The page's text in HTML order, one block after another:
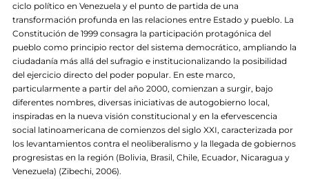
ciclo político en Venezuela y el punto de partida de una
transformación profunda en las relaciones entre Estado y pueblo. La
Constitución de 1999 consagra la participación protagónica del
pueblo como principio rector del sistema democrático, ampliando la
ciudadanía más allá del sufragio e institucionalizando la posibilidad
del ejercicio directo del poder popular. En este marco,
particularmente a partir del año 2000, comienzan a surgir, bajo
diferentes nombres, diversas iniciativas de autogobierno local,
inspiradas en la nueva visión constitucional y en la efervescencia
social latinoamericana de comienzos del siglo XXI, caracterizada por
los levantamientos contra el neoliberalismo y la llegada de gobiernos
progresistas en la región (Bolivia, Brasil, Chile, Ecuador, Nicaragua y
Venezuela) (Zibechi, 2006).